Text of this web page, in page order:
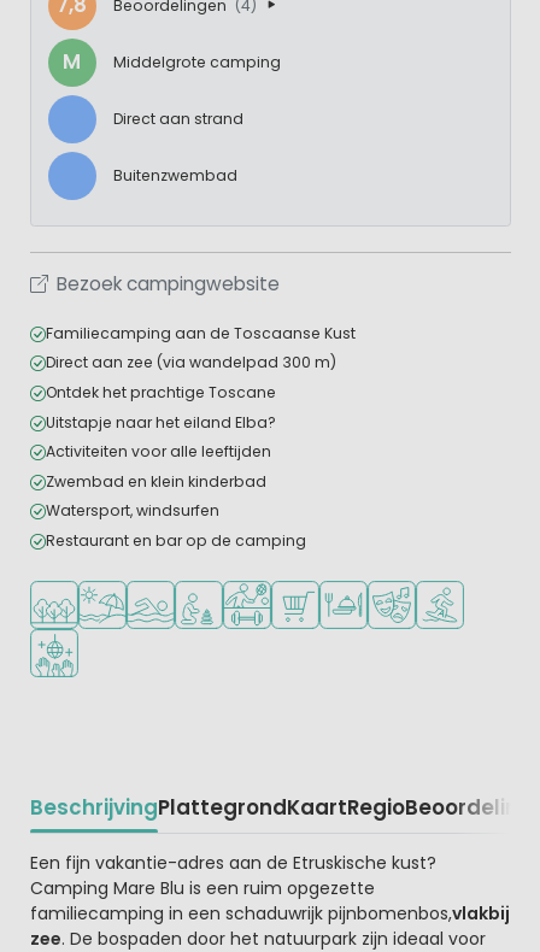
Beoordelingen (4)
M Middelgrote camping
Direct aan strand
Buitenzwembad
Bezoek campingwebsite
Familiecamping aan de Toscaanse Kust
Direct aan zee (via wandelpad 300 m)
Ontdek het prachtige Toscane
Uitstapje naar het eiland Elba?
Activiteiten voor alle leeftijden
Zwembad en klein kinderbad
Watersport, windsurfen
Restaurant en bar op de camping
Ligt in een bosrijke omgeving
Ligt bij strand en zee
Openlucht zwembad
Aanbevolen voor jonge kinderen
Veel mogelijkheden om te sporten
Campingwinkel/Supermarkt
Restaurant of pizzeria
Discotheek
BeschrijvingPlattegrondKaartRegio
Beschrijving
Een fijn vakantie-adres aan de Etruskische kust?
Camping Mare Blu is een ruim opgezette
familiecamping in een schaduwrijk pijnbomenbos,vlakbij
zee. De bospaden door het natuurpark zijn ideaal voor